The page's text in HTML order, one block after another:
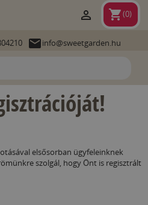
shopping_cart(0)

info@sweetgarden.hu
elsősorban ügyfeleinknek
szolgál, hogy Önt is regisztrált